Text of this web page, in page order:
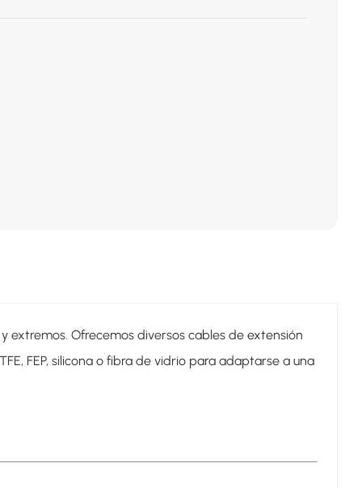
extremos. Ofrecemos diversos cables de extensión
FEP, silicona o fibra de vidrio para adaptarse a una